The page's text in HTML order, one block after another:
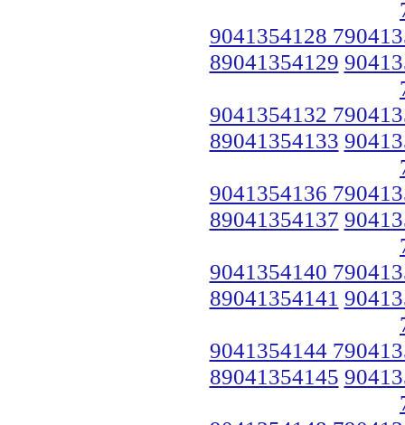
9041354128
89041354129
9041354132
89041354133
9041354136
89041354137
9041354140
89041354141
9041354144
89041354145